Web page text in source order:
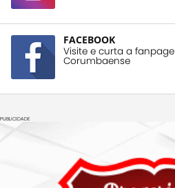
FACEBOOK
Visite e curta a
Corumbaense
PUBLICIDADE